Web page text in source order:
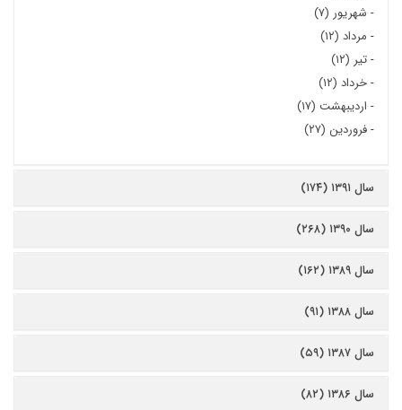
- شهریور (۷)
- مرداد (۱۲)
-تیر (۱۲)
-خرداد (۱۲)
- اردیبهشت (۱۷)
-فروردین (۲۷)
سال ۱۳۹۱ (۱۷۴)
سال ۱۳۹۰ (۲۶۸)
سال ۱۳۸۹ (۱۶۲)
سال ۱۳۸۸ (۹۱)
سال ۱۳۸۷ (۵۹)
سال ۱۳۸۶ (۸۲)